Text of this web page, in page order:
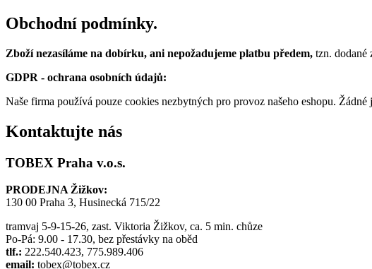
Obchodní podmínky.
Zboží nezasíláme na dobírku, ani nepožadujeme platbu předem, tzn. dodané
GDPR - ochrana osobních údajů:
Naše firma používá pouze cookies nezbytných pro provoz našeho eshopu.
Kontaktujte nás
TOBEX Praha v.o.s.
PRODEJNA Žižkov:
130 00 Praha 3, Husinecká 715/22
tramvaj 5-9-15-26, zast. Viktoria Žižkov, ca. 5 min. chůze
Po-Pá: 9.00 - 17.30, bez přestávky na oběd
tlf.: 222.540.423, 775.989.406
email: tobex@tobex.cz